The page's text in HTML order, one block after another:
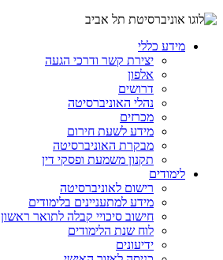
מידע כללי
יצירת קשר ודרכי הגעה
אלפון
דרושים
נהלי האוניברסיטה
מכרזים
מידע לשעת חירום
מבקרת האוניברסיטה
תקנון משמעת ופסקי דין
לימודים
רישום לאוניברסיטה
מידע למתעניינים בלימודים
חישוב סיכויי קבלה לתואר ראשון
לוח שנת הלימודים
ידיעונים